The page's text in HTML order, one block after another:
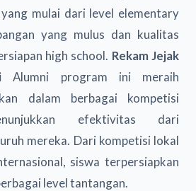
mulai dari level elementary
yang mulus dan kualitas
high school. Rekam Jejak
Alumni program ini meraih
dalam berbagai kompetisi
efektivitas dari
mereka. Dari kompetisi lokal
siswa terpersiapkan
level tantangan.